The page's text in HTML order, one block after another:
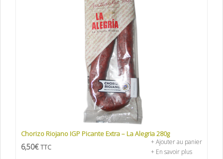
Chorizo Riojano IGP Picante Extra – La Alegria 280g
6,50€ TTC
+ Ajouter au panier
+ En savoir plus